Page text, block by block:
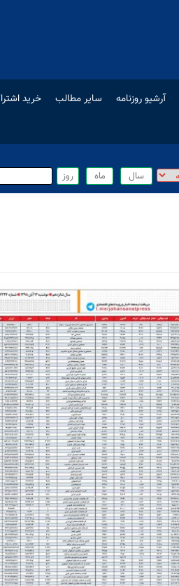
آرشیو روزنامه سایر مطالب
خرید